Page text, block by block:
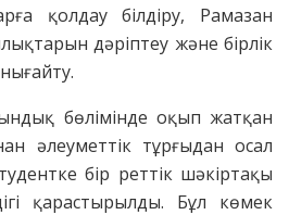
қолдау білдіру, Рамазан
дәріптеу және бірлік
бөлімінде оқып жатқан
әлеуметтік тұрғыдан осал
бір реттік шәкіртақы
қарастырылды. Бұл көмек